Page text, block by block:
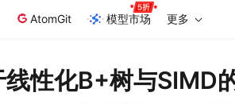
AtomGit 模型市场 更多
性化B+树与SIMD